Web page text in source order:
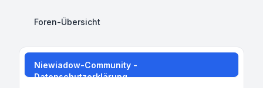
Foren-Übersicht
Niewiadow-Community -
Datenschutzerklärung